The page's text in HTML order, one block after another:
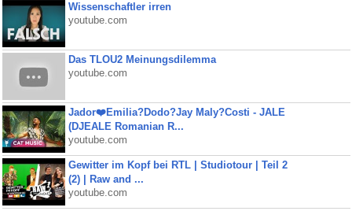
Wissenschaftler irren
youtube.com
Das TLOU2 Meinungsdilemma
youtube.com
Jador❤️Emilia?Dodo?Jay Maly?Costi - JALE
(DJEALE Romanian R...
youtube.com
Gewitter im Kopf bei RTL | Studiotour | Teil 2
(2) | Raw and ...
youtube.com